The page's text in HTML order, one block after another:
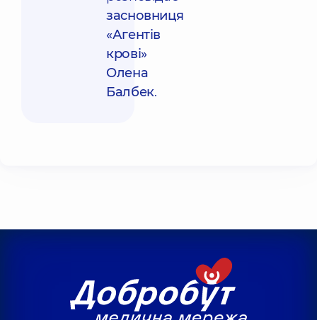
засновниця
«Агентів
крові»
Олена
Балбек.